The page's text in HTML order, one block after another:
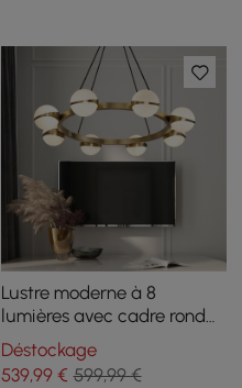
Lustre moderne à 8
lumières avec cadre rond
en laiton
Déstockage
539,99€ 599,99 €